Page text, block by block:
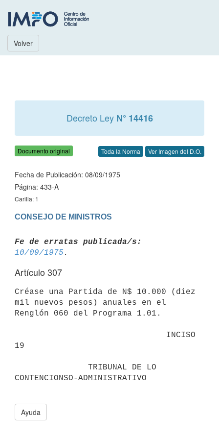
Volver
Decreto Ley N° 14416
Documento original Toda la Norma Ver Imagen del D.O.
Fecha de Publicación: 08/09/1975
Página: 433-A
Carilla: 1
CONSEJO DE MINISTROS
Fe de erratas publicada/s:
10/09/1975
Artículo 307
Créase una Partida de N$ 10.000 (diez
mil nuevos pesos) anuales en el
Renglón 060 del Programa 1.01.
19
CONTENCIONSO-ADMINISTRATIVO
Ayuda